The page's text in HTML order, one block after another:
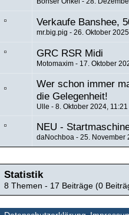
Verkaufe Banshee,
mr.big.pig 26. Oktober
GRC RSR Midi
Motomaxim 17. Oktober
Wer schon immer
die Gelegenheit!
Ulle 8. Oktober 2024, 11:21
NEU -
daNochboa 25. November
Statistik
8 Themen - 17 Beiträge (0